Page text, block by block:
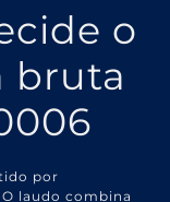
o
bruta
por
laudo combina